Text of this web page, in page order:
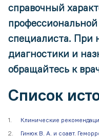
справочный
специалиста. При
диагностики и
обращайтесь к
Список
Клинические
Гинюк В. А. и соавт.